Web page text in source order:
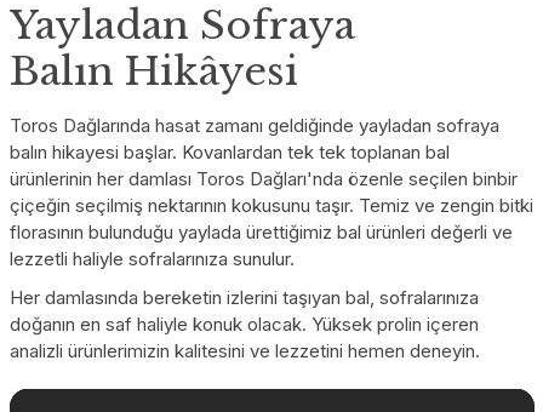
Yayladan Sofraya
Balın Hikâyesi
Toros Dağlarında hasat zamanı geldiğinde yayladan sofraya
balın hikayesi başlar. Kovanlardan tek tek toplanan bal
ürünlerinin her damlası Toros Dağları'nda özenle seçilen binbir
çiçeğin seçilmiş nektarının kokusunu taşır. Temiz ve zengin bitki
florasının bulunduğu yaylada ürettiğimiz bal ürünleri değerli ve
lezzetli haliyle sofralarınıza sunulur.
Her damlasında bereketin izlerini taşıyan bal, sofralarınıza
doğanın en saf haliyle konuk olacak. Yüksek prolin içeren
analizli ürünlerimizin kalitesini ve lezzetini hemen deneyin.